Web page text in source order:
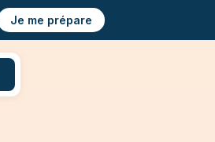
Je me prépare